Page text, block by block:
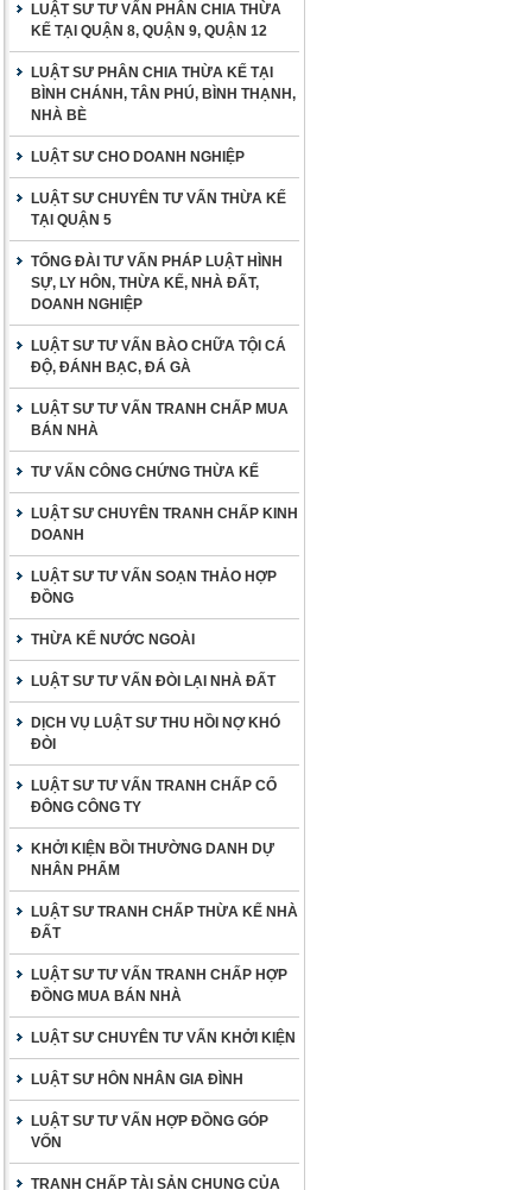
LUẬT SƯ TƯ VẤN PHÂN CHIA THỪA
KẾ TẠI QUẬN 8, QUẬN 9, QUẬN 12
LUẬT SƯ PHÂN CHIA THỪA KẾ TẠI
BÌNH CHÁNH, TÂN PHÚ, BÌNH THẠNH,
NHÀ BÈ
LUẬT SƯ CHO DOANH NGHIỆP
LUẬT SƯ CHUYÊN TƯ VẤN THỪA KẾ
TẠI QUẬN 5
TỔNG ĐÀI TƯ VẤN PHÁP LUẬT HÌNH
SỰ, LY HÔN, THỪA KẾ, NHÀ ĐẤT,
DOANH NGHIỆP
LUẬT SƯ TƯ VẤN BÀO CHỮA TỘI CÁ
ĐỘ, ĐÁNH BẠC, ĐÁ GÀ
LUẬT SƯ TƯ VẤN TRANH CHẤP MUA
BÁN NHÀ
TƯ VẤN CÔNG CHỨNG THỪA KẾ
LUẬT SƯ CHUYÊN TRANH CHẤP KINH
DOANH
LUẬT SƯ TƯ VẤN SOẠN THẢO HỢP
ĐỒNG
THỪA KẾ NƯỚC NGOÀI
LUẬT SƯ TƯ VẤN ĐÒI LẠI NHÀ ĐẤT
DỊCH VỤ LUẬT SƯ THU HỒI NỢ KHÓ
ĐÒI
LUẬT SƯ TƯ VẤN TRANH CHẤP CỔ
ĐÔNG CÔNG TY
KHỞI KIỆN BỒI THƯỜNG DANH DỰ
NHÂN PHẨM
LUẬT SƯ TRANH CHẤP THỪA KẾ NHÀ
ĐẤT
LUẬT SƯ TƯ VẤN TRANH CHẤP HỢP
ĐỒNG MUA BÁN NHÀ
LUẬT SƯ CHUYÊN TƯ VẤN KHỞI KIỆN
LUẬT SƯ HÔN NHÂN GIA ĐÌNH
LUẬT SƯ TƯ VẤN HỢP ĐỒNG GÓP
VỐN
TRANH CHẤP TÀI SẢN CHUNG CỦA